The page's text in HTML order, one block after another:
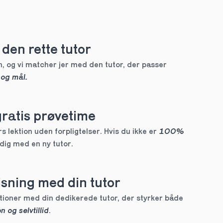
rette tutor
og vi matcher jer med den tutor, der passer
mål.
prøvetime
lektion uden forpligtelser. Hvis du ikke er 100%
med en ny tutor.
med din tutor
og selvtillid.